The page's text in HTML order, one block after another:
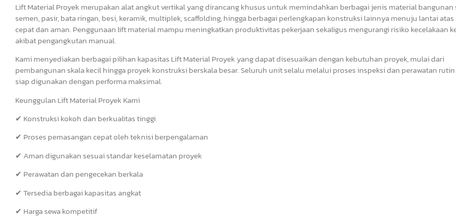
Lift Material Proyek merupakan alat angkut vertikal yang dirancang khusus untuk memindahkan berbagai jenis material bangunan
semen, pasir, bata ringan, besi, keramik, multiplek, scaffolding, hingga berbagai perlengkapan konstruksi lainnya menuju lantai atas
cepat dan aman. Penggunaan lift material mampu meningkatkan produktivitas pekerjaan sekaligus mengurangi risiko kecelakaan
akibat pengangkutan manual.
Kami menyediakan berbagai pilihan kapasitas Lift Material Proyek yang dapat disesuaikan dengan kebutuhan proyek, mulai dari
pembangunan skala kecil hingga proyek konstruksi berskala besar. Seluruh unit selalu melalui proses inspeksi dan perawatan
siap digunakan dengan performa maksimal.
Keunggulan Lift Material Proyek Kami
✔ Konstruksi kokoh dan berkualitas tinggi
✔ Proses pemasangan cepat oleh teknisi berpengalaman
✔ Aman digunakan sesuai standar keselamatan proyek
✔ Perawatan dan pengecekan berkala
✔ Tersedia berbagai kapasitas angkat
✔ Harga sewa kompetitif